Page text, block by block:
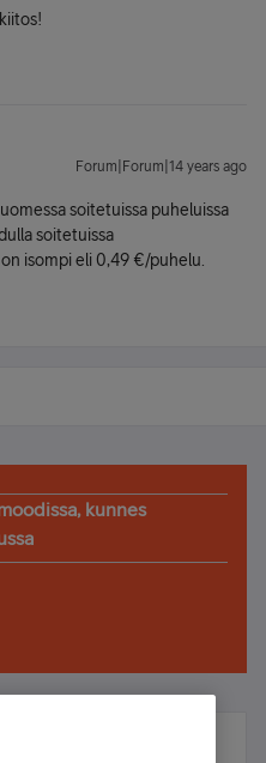
Forum|Forum|14 years ago
soitetuissa puheluissa
soitetuissa
isompi eli 0,49 €/puhelu.
kunnes
ja voita!